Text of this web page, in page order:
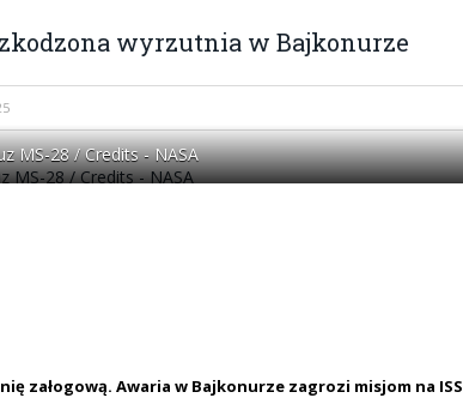
wyrzutnia w Bajkonurze
MS-28 / Credits - NASA
załogową. Awaria w Bajkonurze zagrozi misjom na ISS